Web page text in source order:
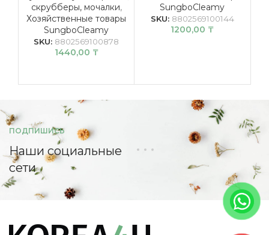
скрубберы, мочалки,
Хозяйственные товары
SungboCleamy
SKU: 8802569100878
1440,00 ₸
SungboCleamy
SKU: 8802569100144
1200,00 ₸
ПОДПИШИСЬ
Наши социальные
сети